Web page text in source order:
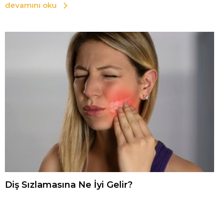
devamını oku
Diş Sızlamasına Ne İyi Gelir?